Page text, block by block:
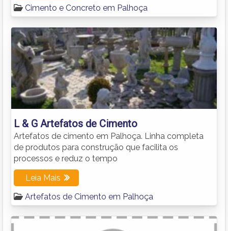
Cimento e Concreto em Palhoça
L & G Artefatos de Cimento
Artefatos de cimento em Palhoça. Linha completa
de produtos para construção que facilita os
processos e reduz o tempo
Leia Mais
Artefatos de Cimento em Palhoça